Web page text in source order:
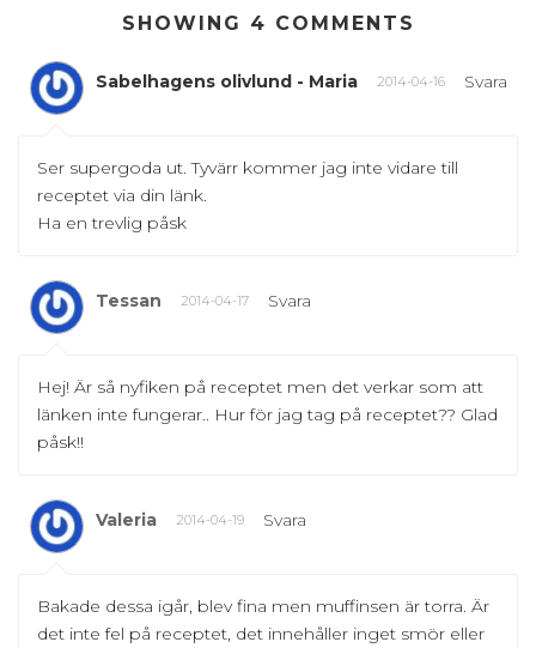
SHOWING 4 COMMENTS
Sabelhagens olivlund - Maria 2014-04-16 Svara
Ser supergoda ut. Tyvärr kommer jag inte vidare till
receptet via din länk.
Ha en trevlig påsk
Tessan 2014-04-17 Svara
Hej! Är så nyfiken på receptet men det verkar som att
länken inte fungerar.. Hur för jag tag på receptet?? Glad
påsk!!
Valeria 2014-04-19 Svara
Bakade dessa igår, blev fina men muffinsen är torra. Är
det inte fel på receptet, det innehåller inget smör eller